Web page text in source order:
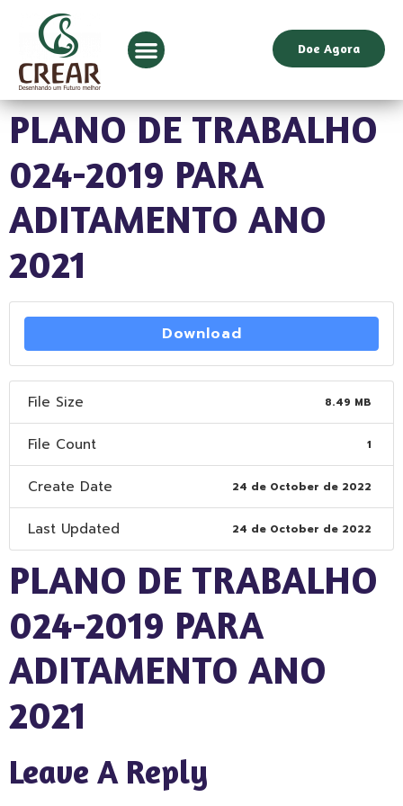
Doe Agora
PLANO DE TRABALHO
024-2019 PARA
ADITAMENTO ANO
2021
Download
File Size 8.49 MB
File Count 1
Create Date 24 de October de 2022
Last Updated 24 de October de 2022
PLANO DE TRABALHO
024-2019 PARA
ADITAMENTO ANO
2021
Leave A Reply